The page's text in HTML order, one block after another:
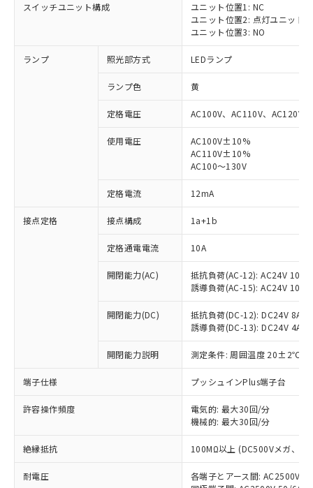
スイッチユニット構成
ユニット位置1: NC
ユニット位置2: 点灯ユニット
ユニット位置3: NO
ランプ 照光部方式 LEDランプ
ランプ色 黄
定格電圧 AC100V、AC110V、AC120V
使用電圧
AC100V±10%
AC110V±10%
AC100～130V
定格電流 12mA
接点定格 接点構成 1a+1b
定格通電電流 10A
開閉能力(AC)
抵抗負荷(AC-12): AC24V 10A/
誘導負荷(AC-15): AC24V
開閉能力(DC)
抵抗負荷(DC-12): DC24V 8A/
誘導負荷(DC-13): DC24V 4A/
開閉能力説明 測定条件: 周囲温度 20±2℃、
端子仕様 プッシュインPlus端子台
許容操作頻度
電気的: 最大30回/分
機械的: 最大30回/分
絶縁抵抗 100MΩ以上 (DC500Vメガ、点
耐電圧
各端子とアース間: AC2500V
ご利用条件
以下の条件をお読みいただき、同意のうえ
本サービスは、当社制御機器事業取扱
商品の当社在庫状況および標準価格
(税抜)を提供させていただくもので
当社制御機器事業取扱商品の中には、
本サービスの対象外となる商品もある
ことをご了承ください。
※1 対応状況
対応済み：EU RoHS指令（10物質）の
非含有に対応した製品が提供可能な商品で
対応予定：EU RoHS指令（10物質）の非含
有に対応した製品に切り替える予定のある
対応予定なし：EU RoHS指令（10物質）の
非含有に非対応の商品で、対応品を出す予
調査・確認中：EU RoHS指令（10物質）の
非含有の対応状況を調査中または確認中の
商品です。
非該当品：ライセンス料など無形物で、有
害物質有無と関係のない商品です。
仕入先様の事情により、非含有部品として
いたものが、含有品と判明した場合などや
「○」：最大均質材料含有率が中国RoHSの
「×」：最大均質材料含有率が中国RoHSの
基準値を超えていることを示します。
当社は、これら貴社製品のうち、外国